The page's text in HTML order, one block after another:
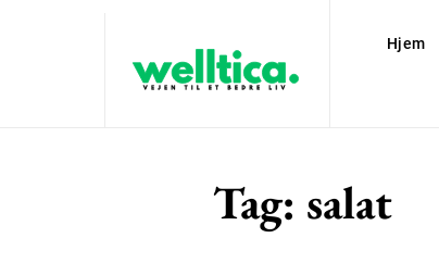
Hjem
Tag: salat